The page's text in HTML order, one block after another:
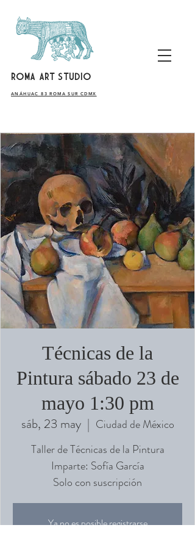
ROMA ART STUDIO
​ANÁHUAC 83 ROMA SUR CDMX
Técnicas de la
Pintura sábado 23 de
mayo 1:30 pm
sáb, 23 may
  |
Ciudad de México
Taller de Técnicas de la Pintura
Imparte: Sofía García
Solo con suscripción
Ya no es posible registrarse